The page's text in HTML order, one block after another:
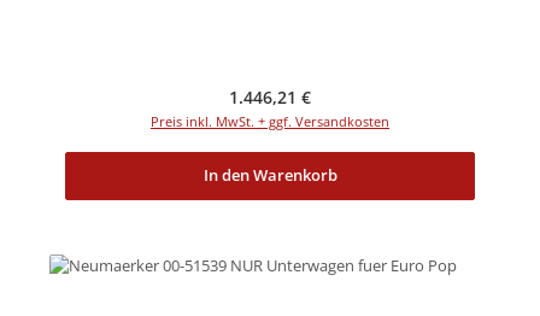
Regulärer Preis:
1.446,21 €
Preis inkl. MwSt. + ggf. Versandkosten
In den Warenkorb